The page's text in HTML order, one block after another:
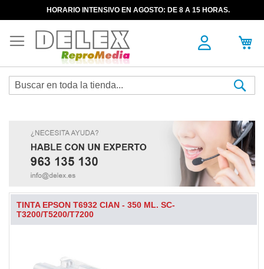
HORARIO INTENSIVO EN AGOSTO: DE 8 A 15 HORAS.
TINTA EPSON T6932 CIAN - 350 ML. SC-
T3200/T5200/T7200